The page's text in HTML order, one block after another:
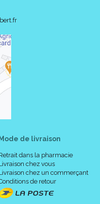
Mode de livraison
dans la pharmacie
chez vous
chez un commerçant
de retour